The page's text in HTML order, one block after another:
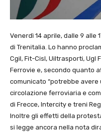
Venerdì 14 aprile, dalle 9 alle
di Trenitalia. Lo hanno
Cgil, Fit-Cisl, Uiltrasporti, Ugl
Ferrovie e, secondo quanto
comunicato “potrebbe
circolazione ferroviaria e
di Frecce, Intercity e treni
Inoltre gli effetti della
si legge ancora nella nota